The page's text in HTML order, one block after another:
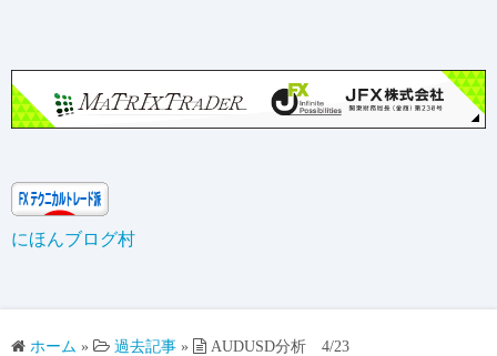
にほんブログ村
ホーム » 過去記事 » AUDUSD分析 4/23